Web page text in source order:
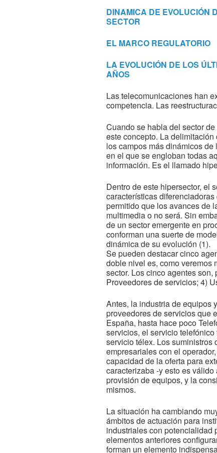
DINAMICA DE EVOLUCIÓN
SECTOR
EL MARCO REGULATORIO
LA EVOLUCIÓN DE LOS
AÑOS
Las telecomunicaciones han
competencia. Las
Cuando se habla del sector
este concepto. La
los campos más dinámicos
en el que se engloban todas
información. Es el llamado
Dentro de este hipersector, el
características
permitido que los avances de
multimedia o no será. Sin
de un sector emergente en
conforman una suerte de
dinámica de su evolución (1).
Se pueden destacar cinco
doble nivel es, como veremos
sector. Los cinco agentes
Proveedores de servicios; 4)
Antes, la industria de equipos
proveedores de servicios que
España, hasta hace poco
servicios, el servicio
servicio télex. Los suministros
empresariales con el
capacidad de la oferta para
caracterizaba -y esto es
provisión de equipos, y la
mismos.
La situación ha cambiando
ámbitos de actuación para
industriales con potencialidad
elementos anteriores
forman un elemento